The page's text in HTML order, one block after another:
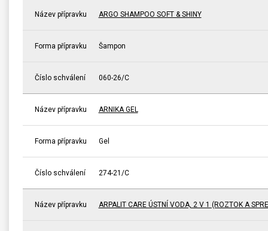
Název přípravku ARGO SHAMPOO SOFT & SHINY
Forma přípravku Šampon
Číslo schválení 060-26/C
Název přípravku ARNIKA GEL
Forma přípravku Gel
Číslo schválení 274-21/C
Název přípravku ARPALIT CARE ÚSTNÍ VODA, 2 V 1 (ROZTOK A